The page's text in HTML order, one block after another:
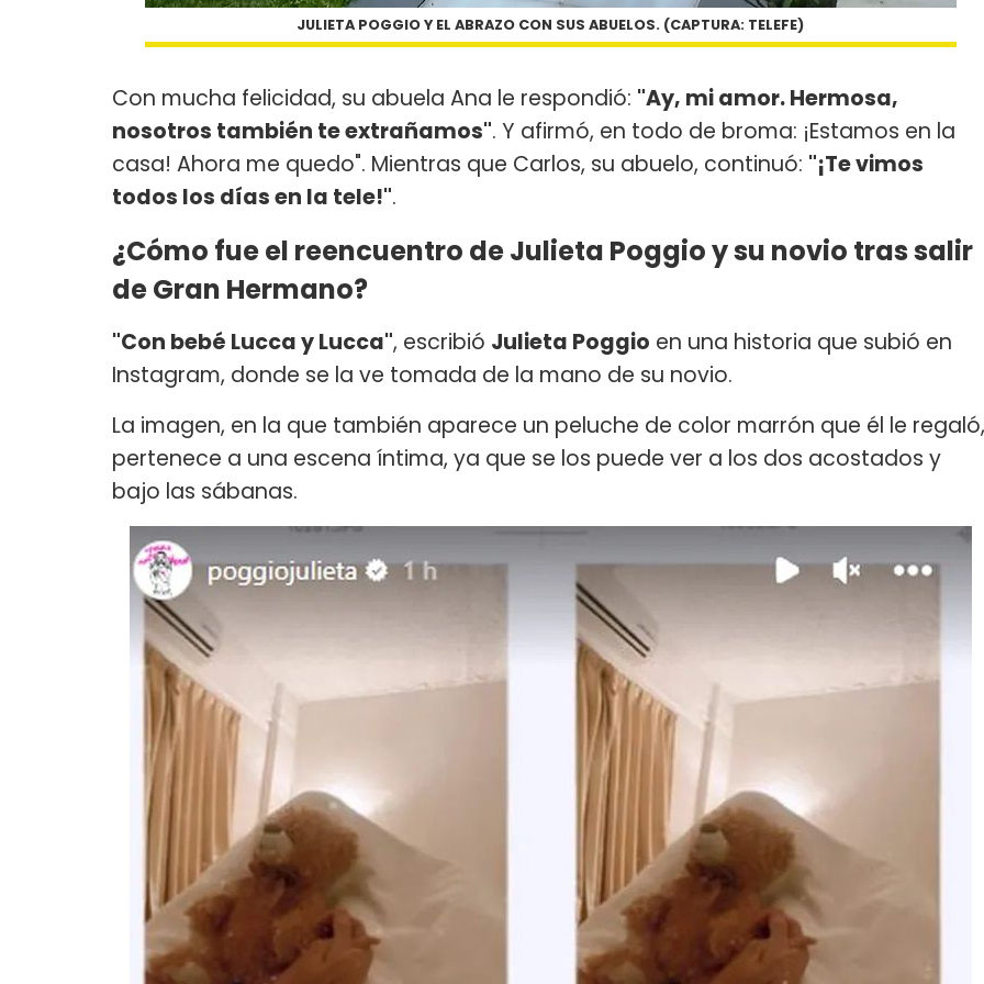
JULIETA POGGIO Y EL ABRAZO CON SUS ABUELOS. (CAPTURA: TELEFE)
Con mucha felicidad, su abuela Ana le respondió: "Ay, mi amor. Hermosa,
nosotros también te extrañamos". Y afirmó, en todo de broma: ¡Estamos en la
casa! Ahora me quedo". Mientras que Carlos, su abuelo, continuó: "¡Te vimos
todos los días en la tele!".
¿Cómo fue el reencuentro de Julieta Poggio y su novio tras salir
de Gran Hermano?
"Con bebé Lucca y Lucca", escribió Julieta Poggio en una historia que subió en
Instagram, donde se la ve tomada de la mano de su novio.
La imagen, en la que también aparece un peluche de color marrón que él le regaló,
pertenece a una escena íntima, ya que se los puede ver a los dos acostados y
bajo las sábanas.